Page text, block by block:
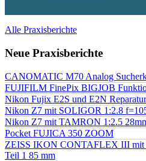
Alle Praxisberichte
Neue Praxisberichte
CANOMATIC M70 Analog
FUJIFILM FinePix BIGJOB
Nikon Fujix E2S und E2N
Nikon Z7 mit SOLIGOR 1:2.8
Nikon Z7 mit TAMRON 1:2.5
Pocket FUJICA 350 ZOOM
ZEISS IKON CONTAFLEX III mit
Teil 1 85 mm